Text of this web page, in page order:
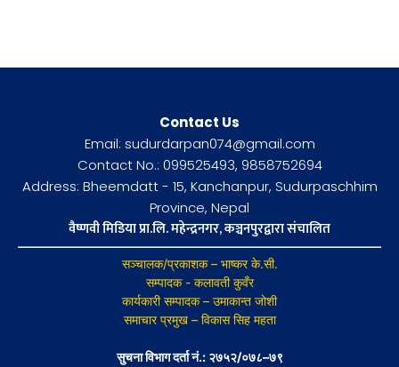
Contact Us
Email: sudurdarpan074@gmail.com
Contact No.: 099525493, 9858752694
Address: Bheemdatt - 15, Kanchanpur, Sudurpaschhim
Province, Nepal
वैष्णवी मिडिया प्रा.लि. महेन्द्रनगर, कञ्चनपुरद्वारा संचालित
सञ्चालक/प्रकाशक – भाष्कर के.सी.
सम्पादक - कलावती कुवँर
कार्यकारी सम्पादक – उमाकान्त जोशी
समाचार प्रमुख – विकास सिह महता
सुचना विभाग दर्ता नं.: २७५२/०७८–७९